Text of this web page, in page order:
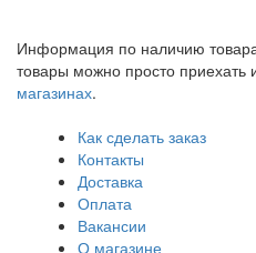
Информация по наличию
товары можно просто приехать
магазинах.
Как сделать заказ
Контакты
Доставка
Оплата
Вакансии
О магазине